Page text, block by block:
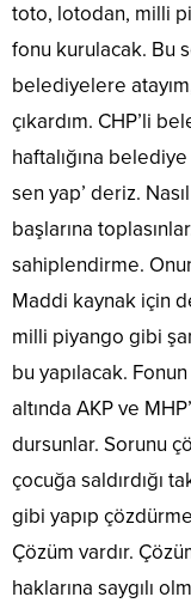
toto, lotodan, milli
fonu kurulacak. Bu
belediyelere
çıkardım. CHP’li
haftalığına belediye
sen yap’ deriz.
başlarına
sahiplendirme.
Maddi kaynak için
milli piyango gibi
bu yapılacak.
altında AKP ve
dursunlar. Sorunu
çocuğa saldırdığı
gibi yapıp
Çözüm vardır.
haklarına saygılı